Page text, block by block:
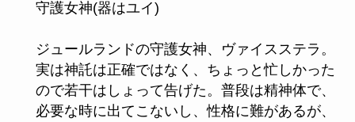
守護女神(器はユイ)
ジュールランドの守護女神、ヴァイスステラ。
実は神託は正確ではなく、ちょっと忙しかった
ので若干はしょって告げた。普段は精神体で、
必要な時に出てこないし、性格に難があるが、